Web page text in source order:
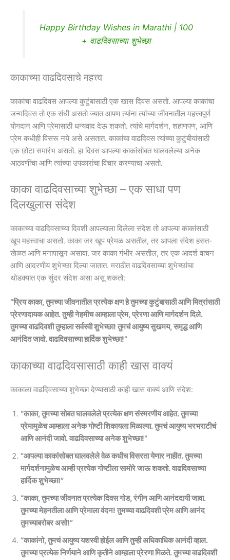
Happy Birthday Wishes in Marathi | 100
+ वाढदिवसाच्या शुभेच्छा
काकाच्या वाढदिवसाचे महत्त्व
काकांचा वाढदिवस आपल्या कुटुंबासाठी एक खास दिवस असतो. आपल्या काकांचा
जन्मदिवस तो एक संधी असतो ज्यात आपण त्यांना त्यांच्या जीवनातील महत्त्वपूर्ण
योगदान आणि प्रेमासाठी धन्यवाद देऊ शकतो. त्यांचे मार्गदर्शन, शहाणपण, आणि
प्रेम कधीही विसरू नये असे असतात. काकांचा वाढदिवस त्यांच्या कुटुंबीयांसाठी
एक छोटा समारंभ असतो. हा दिवस आपल्या काकांसोबत घालवलेल्या अनेक
आठवणींचा आणि त्यांच्या उपकारांचा विचार करण्याचा असतो.
काका वाढदिवसाच्या शुभेच्छा – एक साधा पण
दिलखुलास संदेश
काकाच्या वाढदिवसाच्या दिवशी आपल्याला दिलेला संदेश तो आपल्या काकांसाठी
खूप महत्त्वाचा असतो. काका जर खूप प्रेमळ असतील, तर आपला संदेश हसत-
खेळत आणि मनापासून असावा. जर काका गंभीर असतील, तर एक आदर्श वाचन
आणि आदरणीय शुभेच्छा दिल्या जातात. मराठीत वाढदिवसाच्या शुभेच्छांचा
थोडक्यात एक सुंदर संदेश असा असू शकतो:
“प्रिय काका, तुमच्या जीवनातील प्रत्येक क्षण हे तुमच्या कुटुंबासाठी आणि मित्रांसाठी
प्रेरणादायक आहेत. तुम्ही नेहमीच आम्हाला प्रेम, प्रेरणा आणि मार्गदर्शन दिले.
तुमच्या वाढदिवशी तुम्हाला सर्वस्वी शुभेच्छा! तुमचं आयुष्य सुखमय, समृद्ध आणि
आनंदित जावो. वाढदिवसाच्या हार्दिक शुभेच्छा!”
काकाच्या वाढदिवसासाठी काही खास वाक्यं
काकाला वाढदिवसाच्या शुभेच्छा देण्यासाठी काही खास वाक्यं आणि संदेश:
“काका, तुमच्या सोबत घालवलेले प्रत्येक क्षण संस्मरणीय आहेत. तुमच्या
प्रेमामुळेच आम्हाला अनेक गोष्टी शिकायला मिळाल्या. तुमचं आयुष्य भरभराटीचं
आणि आनंदी जावो. वाढदिवसाच्या अनेक शुभेच्छा!”
“आपल्या काकांसोबत घालवलेले वेळ कधीच विसरता येणार नाहीत. तुमच्या
मार्गदर्शनामुळेच आम्ही प्रत्येक गोष्टीला सामोरे जाऊ शकतो. वाढदिवसाच्या
हार्दिक शुभेच्छा!”
“काका, तुमच्या जीवनात प्रत्येक दिवस गोड, रंगीन आणि आनंददायी जावा.
तुमच्या मेहनतीला आणि प्रेमाला वंदन! तुमच्या वाढदिवशी प्रेम आणि आनंद
तुमच्याबरोबर असो!”
“काकांनो, तुमचं आयुष्य यशस्वी होईल आणि तुम्ही अधिकाधिक आनंदी व्हाल.
तुमच्या प्रत्येक निर्णयाने आणि कृतीने आम्हाला प्रेरणा मिळते. तुमच्या वाढदिवशी